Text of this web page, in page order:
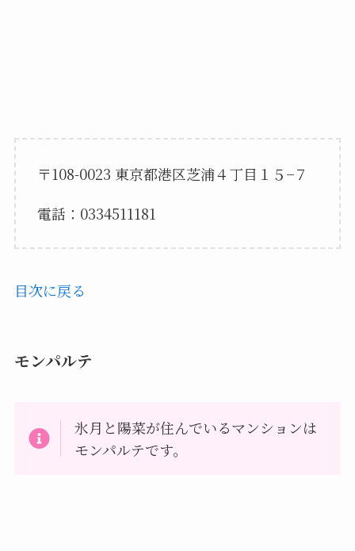
〒108-0023 東京都港区芝浦４丁目１５−７
電話：0334511181
目次に戻る
モンパルテ
氷月と陽菜が住んでいるマンションは
モンパルテです。